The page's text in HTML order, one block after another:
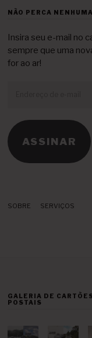
NÃO PERCA
Insira seu e-mail no
sempre que uma
for ao ar!
mail
ASSINAR
SOBRE SERVIÇOS
GALERIA DE
POSTAIS